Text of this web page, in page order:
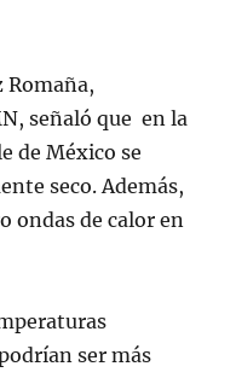
Romaña,
señaló que en la
de México se
seco. Además,
ondas de calor en
ser más